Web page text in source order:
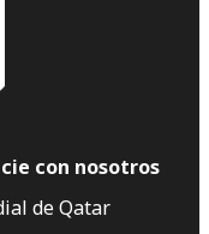
con nosotros
de Qatar